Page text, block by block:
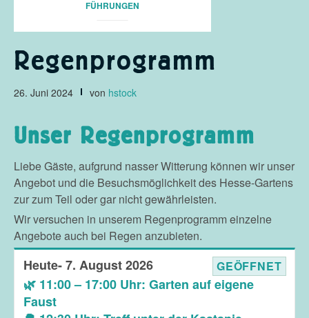
FÜHRUNGEN
Regenprogramm
26. Juni 2024 von hstock
Unser Regenprogramm
Liebe Gäste, aufgrund nasser Witterung können wir unser
Angebot und die Besuchsmöglichkeit des Hesse-Gartens
zur zum Teil oder gar nicht gewährleisten.
Wir versuchen in unserem Regenprogramm einzelne
Angebote auch bei Regen anzubieten.
Heute 7. August 2026 GEÖFFNET
🌿 11:00 – 17:00 Uhr: Garten auf eigene
Faust